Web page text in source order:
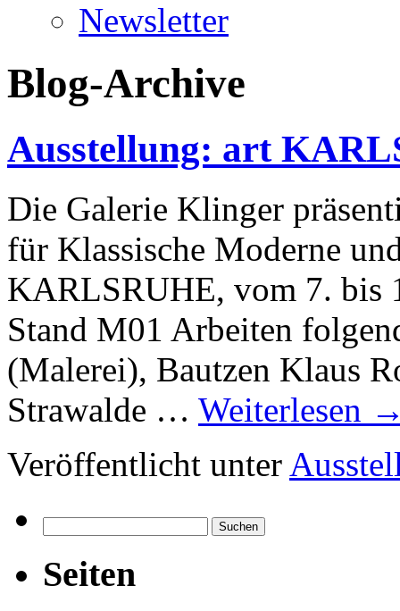
Newsletter
Blog-Archive
Ausstellung: art
Die Galerie Klinger
für Klassische Moderne
KARLSRUHE, vom 7. bis
Stand M01 Arbeiten
(Malerei), Bautzen Klaus
Strawalde … Weiterlesen
Veröffentlicht unter
nach:
Seiten